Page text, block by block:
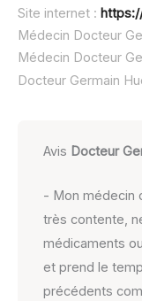
Site internet : https://
Médecin Docteur
Médecin Docteur
Avis Docteur
- Mon médecin
très contente,
médicaments
et prend le
précédents